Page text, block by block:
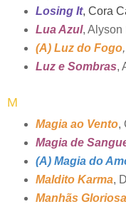
Losing It, Cora
Lua Azul, Alyson
(A) Luz do Fogo,
Luz e Sombras,
M
Magia ao Vento,
Magia de
(A) Magia do
Maldito Karma,
Manhãs